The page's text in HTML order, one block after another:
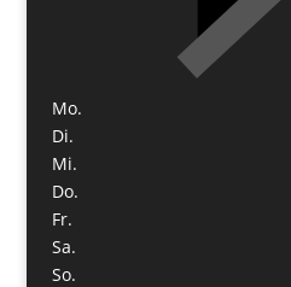
Mo.
Di.
Mi.
Do.
Fr.
Sa.
So.